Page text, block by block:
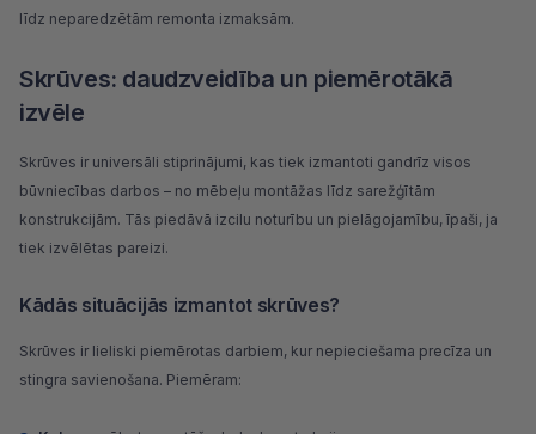
līdz neparedzētām remonta izmaksām.
Skrūves: daudzveidība un piemērotākā
izvēle
Skrūves ir universāli stiprinājumi, kas tiek izmantoti gandrīz visos
būvniecības darbos – no mēbeļu montāžas līdz sarežģītām
konstrukcijām. Tās piedāvā izcilu noturību un pielāgojamību, īpaši, ja
tiek izvēlētas pareizi.
Kādās situācijās izmantot skrūves?
Skrūves ir lieliski piemērotas darbiem, kur nepieciešama precīza un
stingra savienošana. Piemēram: